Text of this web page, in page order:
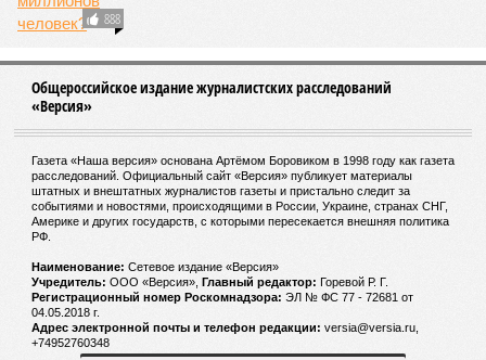
888
Общероссийское издание журналистских расследований
«Версия»
Газета «Наша версия» основана Артёмом Боровиком в 1998 году как газета
расследований. Официальный сайт «Версия» публикует материалы
штатных и внештатных журналистов газеты и пристально следит за
событиями и новостями, происходящими в России, Украине, странах СНГ,
Америке и других государств, с которыми пересекается внешняя политика
РФ.
Наименование: Cетевое издание «Версия»
Учредитель: ООО «Версия», Главный редактор: Горевой Р. Г.
Регистрационный номер Роскомнадзора: ЭЛ № ФС 77 - 72681 от
04.05.2018 г.
Адрес электронной почты и телефон редакции: versia@versia.ru,
+74952760348